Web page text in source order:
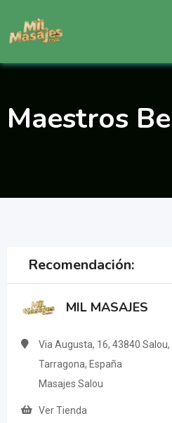
contenido
Maestros
Recomendación:
MIL MASAJES
Via Augusta, 16, 43840 Salou,
Tarragona, España
Masajes Salou
Ver Tienda